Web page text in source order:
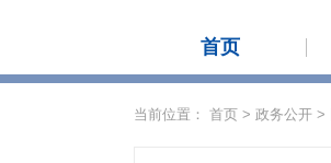
首页
当前位置： 首页 > 政务公开 >